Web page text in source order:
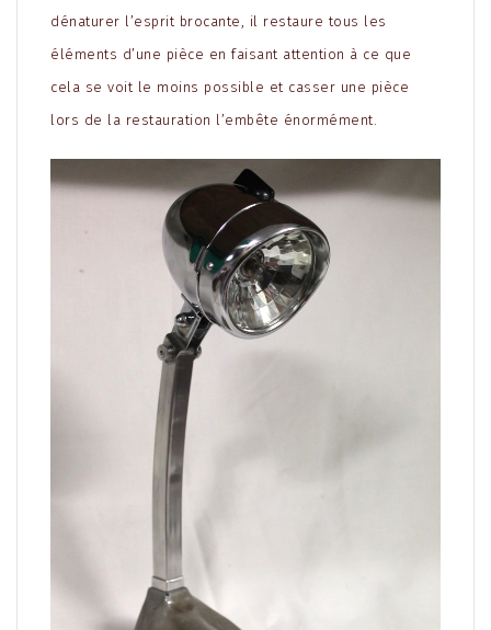
dénaturer l’esprit brocante, il restaure tous les
éléments d’une pièce en faisant attention à ce que
cela se voit le moins possible et casser une pièce
lors de la restauration l’embête énormément.